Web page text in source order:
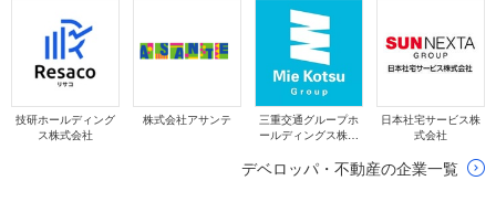
技研ホールディング
ス株式会社
株式会社アサンテ
三重交通グループホ
ールディングス株式
日本社宅サービス株
式会社
デベロッパ・不動産の企業一覧